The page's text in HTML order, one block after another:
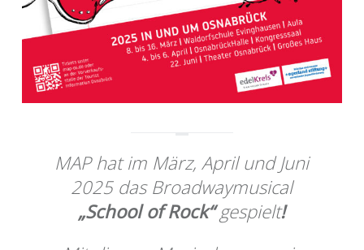
MAP hat im März, April und Juni
2025 das Broadwaymusical
„School of Rock“gespielt!